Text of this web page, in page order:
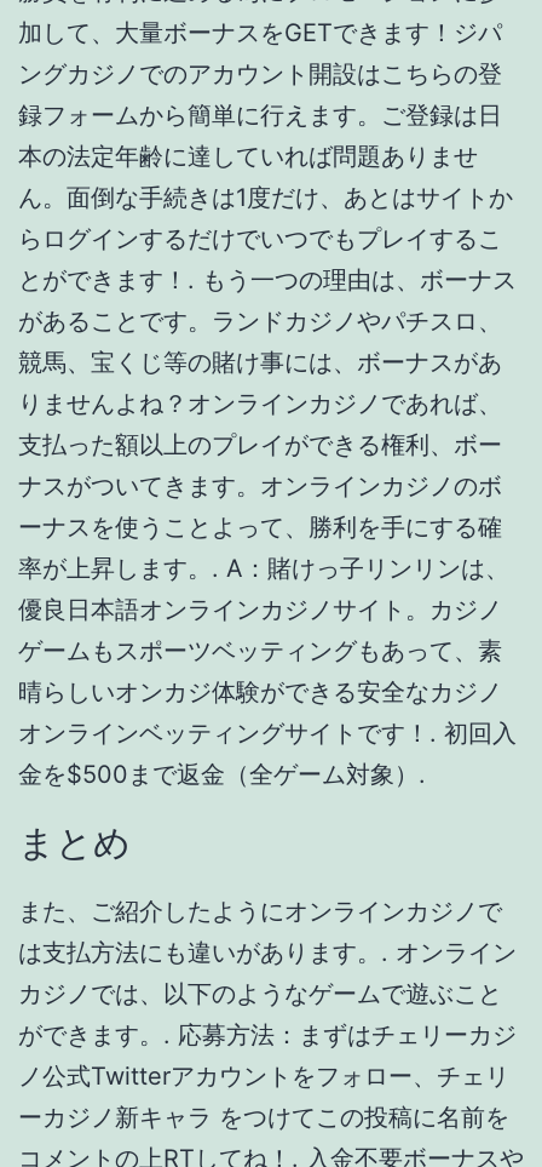
競馬、宝くじ等の賭け事には、ボーナスがあ
りませんよね？オンラインカジノであれば、
支払った額以上のプレイができる権利、ボー
ナスがついてきます。オンラインカジノのボ
ーナスを使うことよって、勝利を手にする確
率が上昇します。. A：賭けっ子リンリンは、
優良日本語オンラインカジノサイト。カジノ
ゲームもスポーツベッティングもあって、素
晴らしいオンカジ体験ができる安全なカジノ
オンラインベッティングサイトです！. 初回入
金を$500まで返金（全ゲーム対象）.
まとめ
また、ご紹介したようにオンラインカジノで
は支払方法にも違いがあります。. オンライン
カジノでは、以下のようなゲームで遊ぶこと
ができます。. 応募方法：まずはチェリーカジ
ノ公式Twitterアカウントをフォロー、チェリ
ーカジノ新キャラ をつけてこの投稿に名前を
コメントの上RTしてね！. 入金不要ボーナスや
初回入金ボーナスを準備しており、最初から
たくさんの資金をゲットできます。. エルドア
カジノは、ライブカジノが充実している新し
いオンラインカジノです。. ゲームプレイにお
いて不正の発見およびその疑いが持たれた場
合、このトーナメントの参加対象から除外さ
れ、ベラジョンはそのアカウントを制限し、
調査の上、不正や一般利用規約違反が確認さ